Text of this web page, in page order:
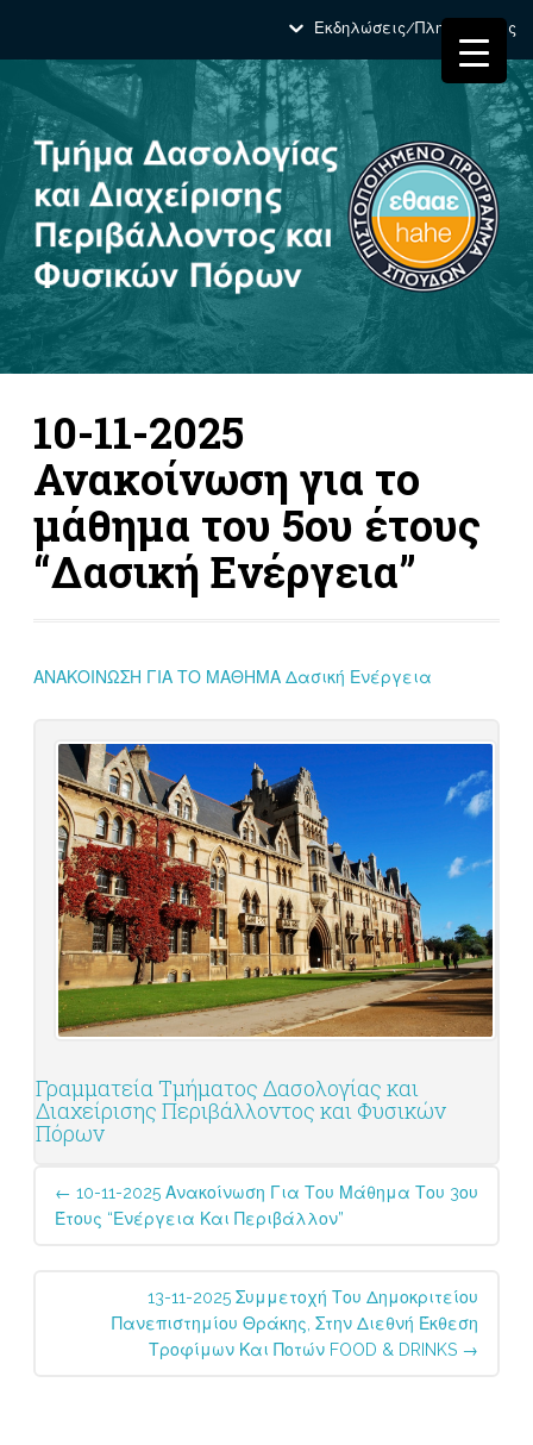
Εκδηλώσεις/Πληροφορίες
10-11-2025
Ανακοίνωση για το
μάθημα του 5ου έτους
“Δασική Ενέργεια”
ΑΝΑΚΟΙΝΩΣΗ ΓΙΑ ΤΟ ΜΑΘΗΜΑ Δασική Ενέργεια
Γραμματεία Τμήματος Δασολογίας και
Διαχείρισης Περιβάλλοντος και Φυσικών
Πόρων
Post
navigation
← 10-11-2025 Ανακοίνωση Για Του Μάθημα Του 3ου
Έτους “Ενέργεια Και Περιβάλλον”
13-11-2025 Συμμετοχή Του Δημοκριτείου
Πανεπιστημίου Θράκης, Στην Διεθνή Έκθεση
Τροφίμων Και Ποτών FOOD & DRINKS →